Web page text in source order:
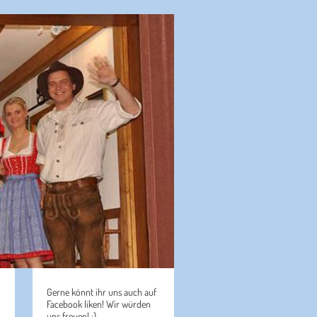
Gerne könnt ihr uns auch auf
Facebook liken! Wir würden